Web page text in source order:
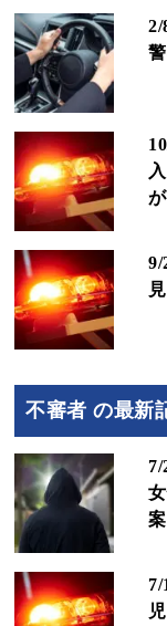
2/
9/
不審者 の最新